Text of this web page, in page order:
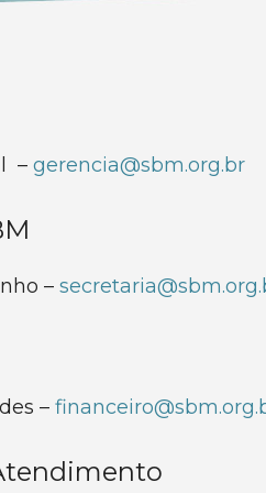
– gerencia@sbm.org.br
–
–